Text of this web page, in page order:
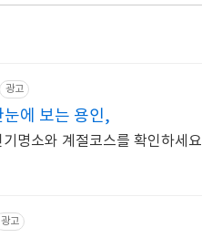
광고
에 보는 용인,
명소와 계절코스를 확인하세요
광고